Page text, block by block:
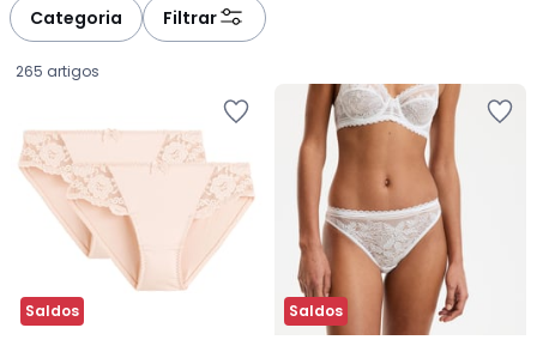
Categoria Filtrar
265 artigos
Saldos Saldos